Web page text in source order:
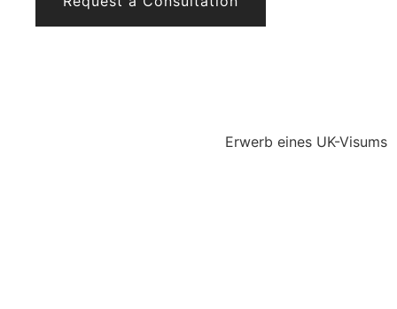
Erwerb eines UK-Visums